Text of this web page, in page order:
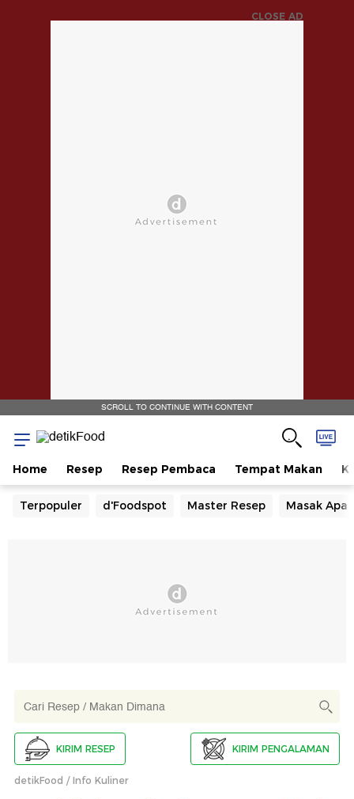
CLOSE AD
SCROLL TO CONTINUE WITH CONTENT
Home Resep Resep Pembaca Tempat Makan
Terpopuler d'Foodspot Master Resep Masak Apa
KIRIM RESEP KIRIM PENGALAMAN
detikFood Info Kuliner